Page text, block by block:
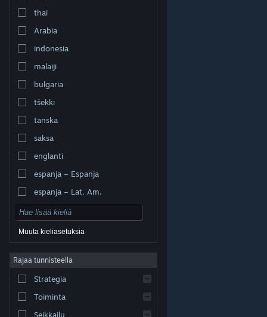
Näytä työpöytäsivusto
© Valve Corporation. Kaikki oikeudet pidätetään. Kaikki
Yhdysvalloissa ja kaikkialla maailmassa.
Helppokäyttötoiminnot
Hyvitykset|Evästeet
thai
Arabia
indonesia
malaiji
bulgaria
tšekki
tanska
saksa
englanti
espanja – Espanja
espanja – Lat. Am.
Muuta kieliasetuksia
Rajaa tunnisteella
Strategia
Toiminta
Seikkailu